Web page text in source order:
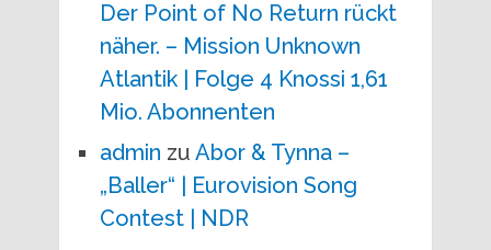
Der Point of No Return rückt
näher. – Mission Unknown
Atlantik | Folge 4 Knossi 1,61
Mio. Abonnenten
admin zu Abor & Tynna –
„Baller“ | Eurovision Song
Contest | NDR